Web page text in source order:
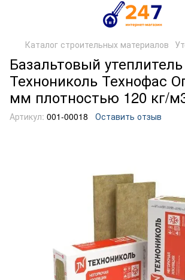
Каталог строительных материалов
Базальтовый утеплитель
Технониколь Технофас
мм плотностью 120 кг/
Артикул: 001-00018 Оставить отзыв